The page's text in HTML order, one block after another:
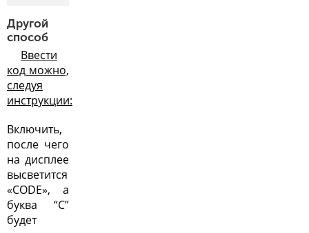
Другой
способ
Ввести
код можно,
следуя
инструкции:
Включить,
после чего
на дисплее
высветится
«CODE», а
буква “C”
будет